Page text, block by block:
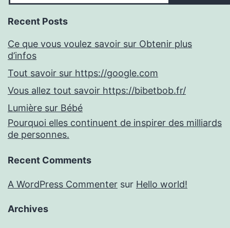
Recent Posts
Ce que vous voulez savoir sur Obtenir plus
d’infos
Tout savoir sur https://google.com
Vous allez tout savoir https://bibetbob.fr/
Lumière sur Bébé
Pourquoi elles continuent de inspirer des milliards
de personnes.
Recent Comments
A WordPress Commenter sur Hello world!
Archives